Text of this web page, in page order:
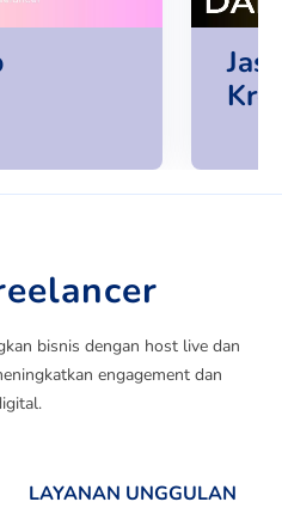
bisnis dengan host live dan
engagement dan
LAYANAN UNGGULAN